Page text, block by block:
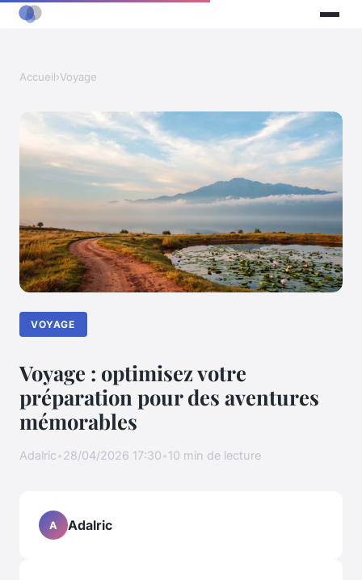
Accueil›Voyage
VOYAGE
Voyage : optimisez votre
préparation pour des aventures
mémorables
Adalric•28/04/2026 17:30•10 min de lecture
A Adalric